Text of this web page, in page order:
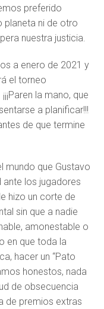
preferido
planeta ni de otro
nuestra justicia.
a enero de 2021 y
el torneo
la mano, que
a planificar!!!
de que termine
mundo que Gustavo
ante los jugadores
hizo un corte de
sin que a nadie
amonestable o
en que toda la
hacer un “Pato
honestos, nada
de obsecuencia
de premios extras